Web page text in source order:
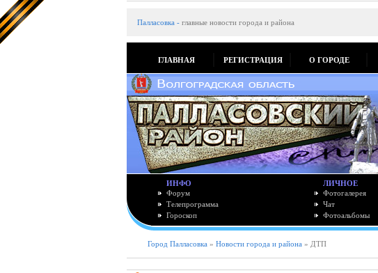
Палласовка - главные новости города и района
ГЛАВНАЯ РЕГИСТРАЦИЯ О ГОРОДЕ
ИНФО
Форум
Телепрограмма
Гороскоп
ЛИЧНОЕ
Фотогалерея
Чат
Фотоальбомы
Город Палласовка » Новости города и района » ДТП